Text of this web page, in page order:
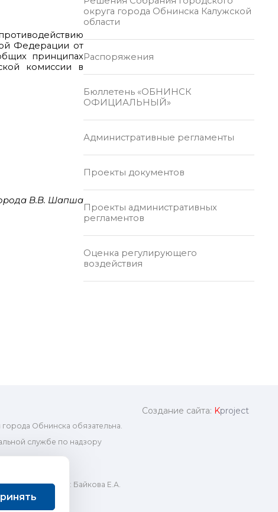
Федерации от
принципах
комиссии в
В.В. Шапша
округа города Обнинска Калужской
области
Распоряжения
Бюллетень «ОБНИНСК
ОФИЦИАЛЬНЫЙ»
Административные регламенты
Проекты документов
Проекты административных
регламентов
Оценка регулирующего
воздействия
Обнинска обязательна.
службе по надзору
редактор: Байкова Е.А.
Создание сайта: Kproject